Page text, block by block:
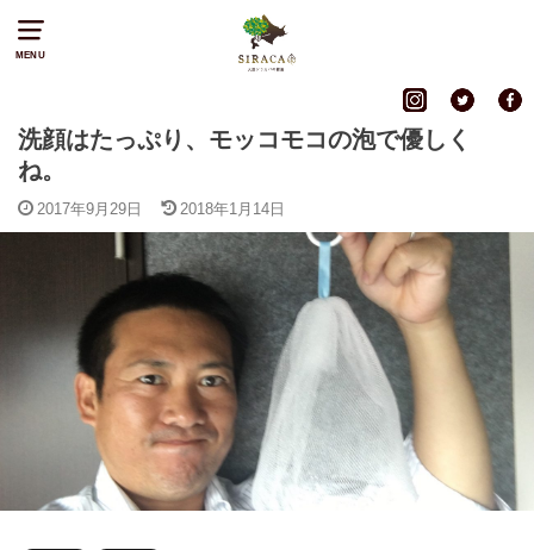
MENU
洗顔はたっぷり、モッコモコの泡で優しく
ね。
2017年9月29日 2018年1月14日